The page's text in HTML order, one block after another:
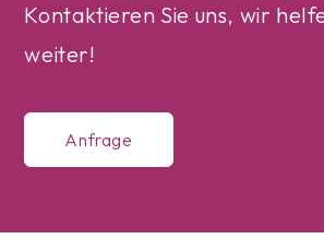
Kontaktieren Sie uns, wir
weiter!
Anfrage